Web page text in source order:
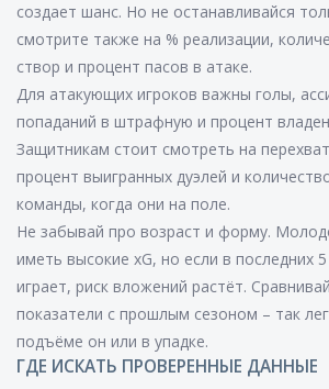
создает шанс. Но не останавливайся
смотрите также на % реализации,
створ и процент пасов в атаке.
Для атакующих игроков важны голы,
попаданий в штрафную и процент
Защитникам стоит смотреть на
процент выигранных дуэлей и
команды, когда они на поле.
Не забывай про возраст и форму.
иметь высокие xG, но если в последних
играет, риск вложений растёт.
показатели с прошлым сезоном – так
подъёме он или в упадке.
ГДЕ ИСКАТЬ ПРОВЕРЕННЫЕ ДАННЫЕ